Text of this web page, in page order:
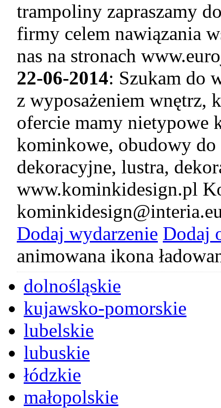
trampoliny zapraszamy
firmy celem nawiązania
nas na stronach
22-06-2014: Szukam do
z wyposażeniem
ofercie mamy
kominkowe, obudowy
dekoracyjne, lustra,
www.kominkidesign.pl
Dodaj wydarzenie Dodaj
animowana ikona
dolnośląskie
kujawsko-pomorskie
lubelskie
lubuskie
łódzkie
małopolskie